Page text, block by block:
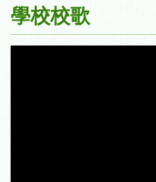
學校校歌